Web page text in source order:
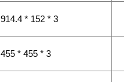
914.4 * 152 * 3
455 * 455 * 3